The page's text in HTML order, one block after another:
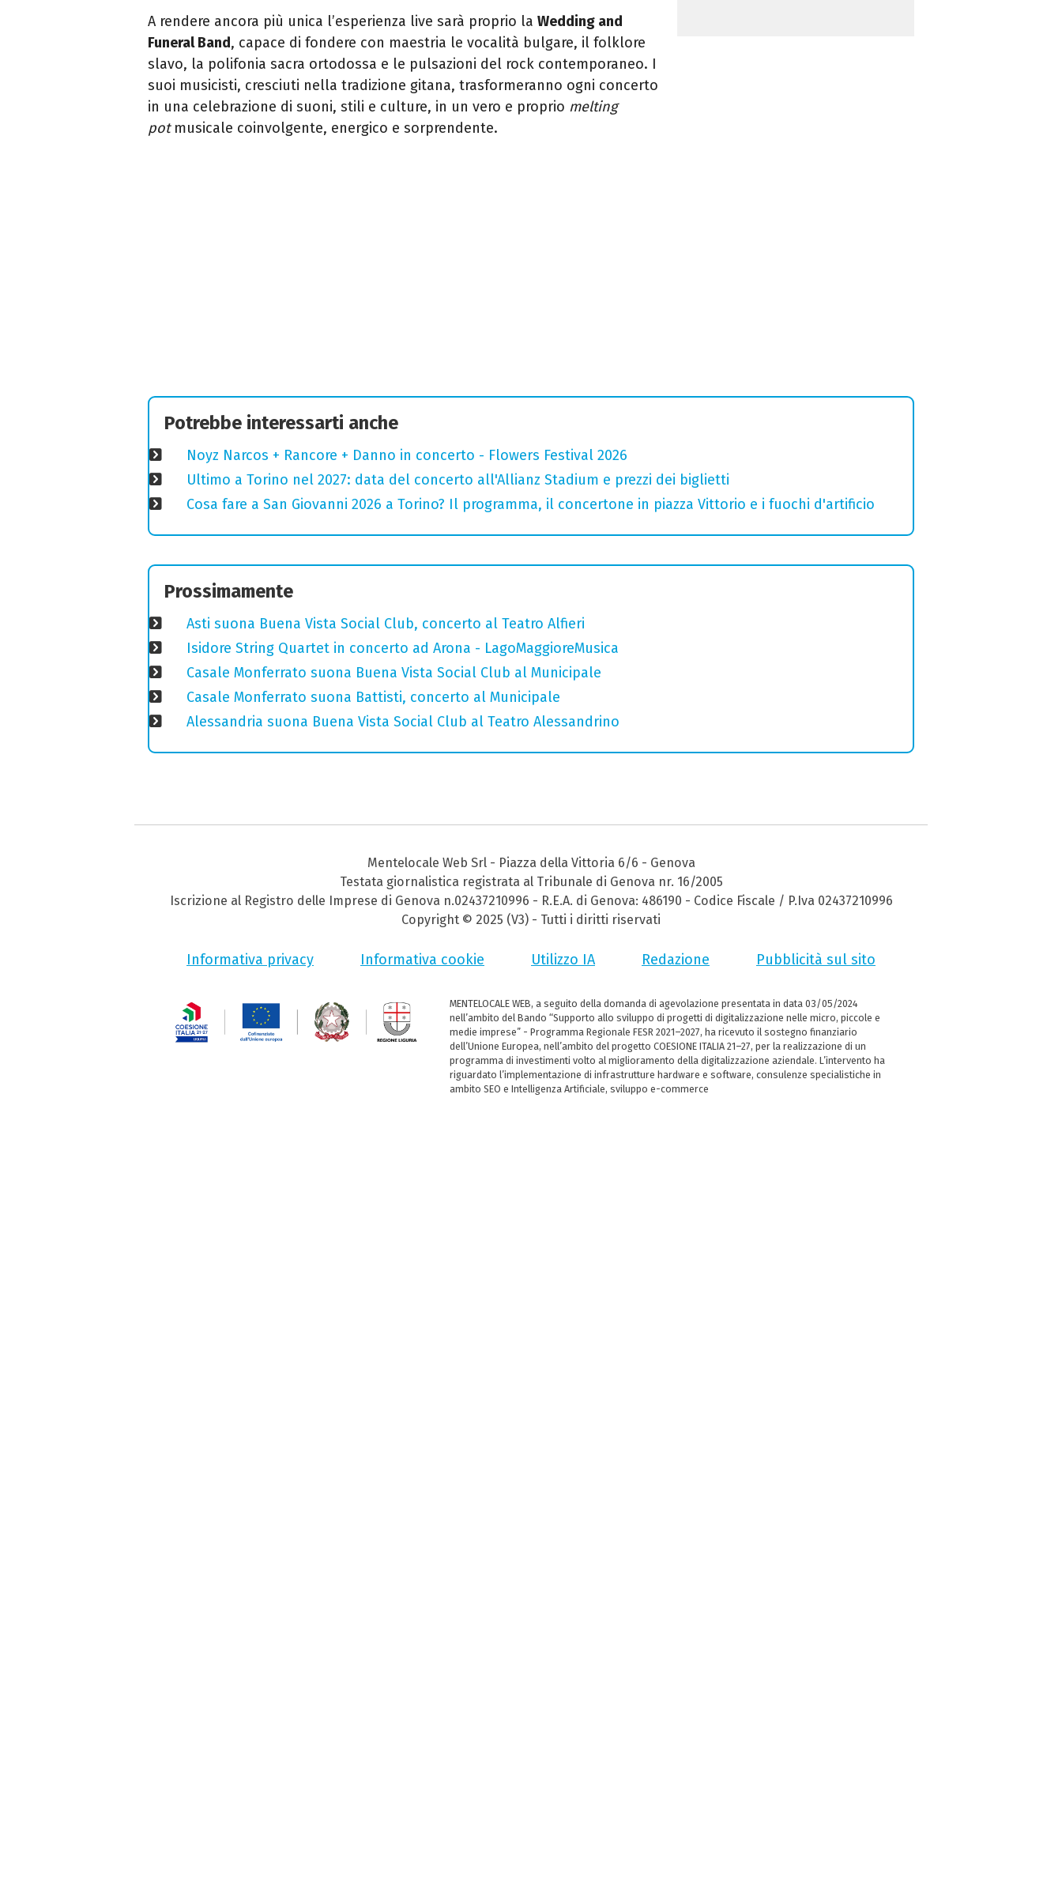
A rendere ancora più unica l’esperienza live sarà proprio la Wedding and
Funeral Band, capace di fondere con maestria le vocalità bulgare, il folklore
slavo, la polifonia sacra ortodossa e le pulsazioni del rock contemporaneo. I
suoi musicisti, cresciuti nella tradizione gitana, trasformeranno ogni concerto
in una celebrazione di suoni, stili e culture, in un vero e proprio melting
potmusicale coinvolgente, energico e sorprendente.
Potrebbe interessarti anche
Noyz Narcos + Rancore + Danno in concerto - Flowers Festival 2026
Ultimo a Torino nel 2027: data del concerto all'Allianz Stadium e prezzi dei biglietti
Cosa fare a San Giovanni 2026 a Torino? Il programma, il concertone in piazza Vittorio e i fuochi d'artificio
Prossimamente
Asti suona Buena Vista Social Club, concerto al Teatro Alfieri
Isidore String Quartet in concerto ad Arona - LagoMaggioreMusica
Casale Monferrato suona Buena Vista Social Club al Municipale
Casale Monferrato suona Battisti, concerto al Municipale
Alessandria suona Buena Vista Social Club al Teatro Alessandrino
Mentelocale Web Srl - Piazza della Vittoria 6/6 - Genova
Testata giornalistica registrata al Tribunale di Genova nr. 16/2005
Iscrizione al Registro delle Imprese di Genova n.02437210996 - R.E.A. di Genova: 486190 - Codice Fiscale / P.Iva 02437210996
Copyright © 2025 (V3) - Tutti i diritti riservati
Informativa privacy Informativa cookie Utilizzo IA Redazione Pubblicità sul sito
MENTELOCALE WEB, a seguito della domanda di agevolazione presentata in data 03/05/2024
nell’ambito del Bando “Supporto allo sviluppo di progetti di digitalizzazione nelle micro, piccole e
medie imprese” - Programma Regionale FESR 2021–2027, ha ricevuto il sostegno finanziario
dell’Unione Europea, nell’ambito del progetto COESIONE ITALIA 21–27, per la realizzazione di un
programma di investimenti volto al miglioramento della digitalizzazione aziendale. L’intervento ha
riguardato l’implementazione di infrastrutture hardware e software, consulenze specialistiche in
ambito SEO e Intelligenza Artificiale, sviluppo e-commerce